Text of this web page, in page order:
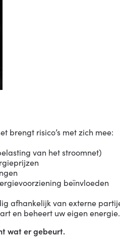
brengt risico’s met zich mee:
van het stroomnet)
beïnvloeden
afhankelijk van externe
en beheert uw eigen energie.
wat er gebeurt.